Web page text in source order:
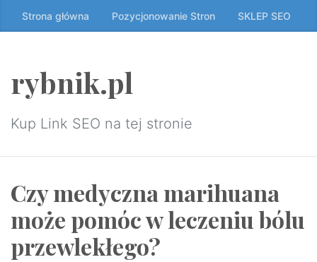
Przeskocz
do
Strona główna Pozycjonowanie Stron SKLEP SEO
rybnik.pl
Kup Link SEO na tej stronie
Czy medyczna marihuana
może pomóc w leczeniu bólu
przewlekłego?